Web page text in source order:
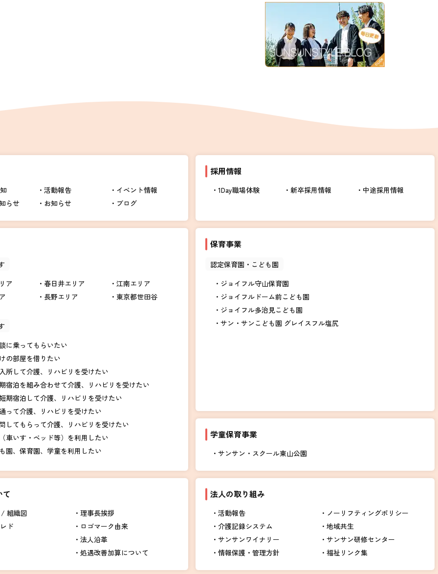
活動報告
イベント情報
らせ
お知らせ ブログ
採用情報
1Day職場体験 新卒採用情報 中途採用情報
ア
春日井エリア
江南エリア
長野エリア 東京都世田谷
に乗ってもらいたい
の部屋を借りたい
所して介護、リハビリを受けたい
宿泊を組み合わせて介護、リハビリを受けたい
期宿泊して介護、リハビリを受けたい
って介護、リハビリを受けたい
してもらって介護、リハビリを受けたい
車いす・ベッド等）を利用したい
園、保育園、学童を利用したい
保育事業
認定保育園・こども園
ジョイフル守山保育園
ジョイフルドーム前こども園
ジョイフル多治見こども園
サン・サンこども園 グレイスフル塩尻
学童保育事業
サンサン・スクール東山公園
て
組織図
理事長挨拶
ド
ロゴマーク由来
法人沿革
処遇改善加算について
法人の取り組み
活動報告
ノーリフティングポリシー
介護記録システム
地域共生
サンサンワイナリー
サンサン研修センター
情報保護・管理方針
福祉リンク集